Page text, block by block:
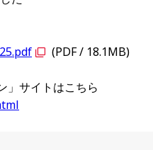
(PDF / 18.1MB)
」サイトはこちら